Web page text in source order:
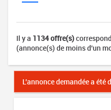
Il y a 1134 offre(s)
(annonce(s) de moins d'un
L'annonce demandée a été